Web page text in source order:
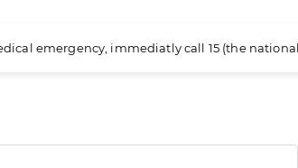
emergency, immediatly call 15 (the